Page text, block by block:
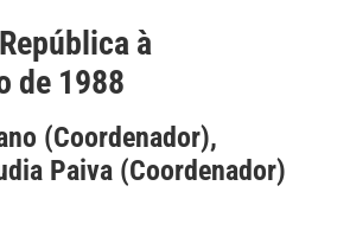
à
de 1988
(Coordenador),
Paiva (Coordenador)